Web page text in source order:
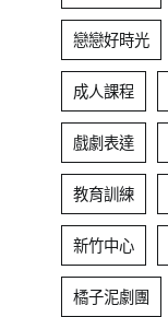
戀戀好時光
成人課程
戲劇表達
教育訓練
新竹中心
橘子泥劇團